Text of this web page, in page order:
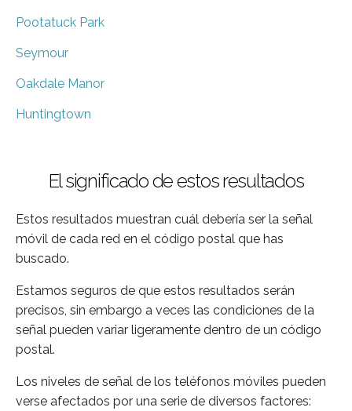
Pootatuck Park
Seymour
Oakdale Manor
Huntingtown
El significado de estos resultados
Estos resultados muestran cuál debería ser la señal
móvil de cada red en el código postal que has
buscado.
Estamos seguros de que estos resultados serán
precisos, sin embargo a veces las condiciones de la
señal pueden variar ligeramente dentro de un código
postal.
Los niveles de señal de los teléfonos móviles pueden
verse afectados por una serie de diversos factores: